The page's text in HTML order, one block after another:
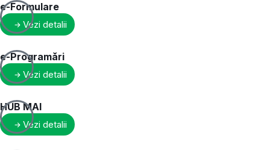
e-Formulare
Vezi detalii
e-Programări
Vezi detalii
HUB MAI
Vezi detalii